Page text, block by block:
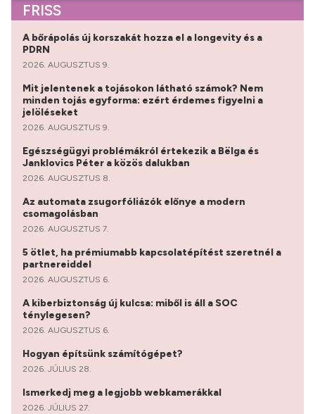
FRISS
A bőrápolás új korszakát hozza el a longevity és a
PDRN
2026. AUGUSZTUS 9.
Mit jelentenek a tojásokon látható számok? Nem
minden tojás egyforma: ezért érdemes figyelni a
jelöléseket
2026. AUGUSZTUS 9.
Egészségügyi problémákról értekezik a Bëlga és
Janklovics Péter a közös dalukban
2026. AUGUSZTUS 8.
Az automata zsugorfóliázók előnye a modern
csomagolásban
2026. AUGUSZTUS 7.
5 ötlet, ha prémiumabb kapcsolatépítést szeretnél a
partnereiddel
2026. AUGUSZTUS 6.
A kiberbiztonság új kulcsa: miből is áll a SOC
ténylegesen?
2026. AUGUSZTUS 6.
Hogyan építsünk számítógépet?
2026. JÚLIUS 28.
Ismerkedj meg a legjobb webkamerákkal
2026. JÚLIUS 27.